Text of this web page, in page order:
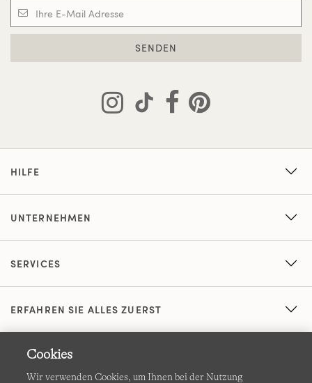
SENDEN
HILFE
UNTERNEHMEN
SERVICES
ERFAHREN SIE ALLES ZUERST
Cookies
Wir verwenden Cookies, um Ihnen bei der Nutzung